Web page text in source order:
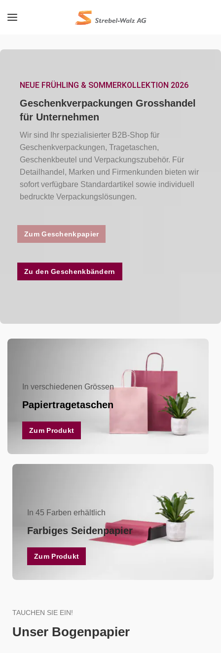
NEUE FRÜHLING & SOMMERKOLLEKTION 2026
Geschenkverpackungen Grosshandel
für Unternehmen
Wir sind Ihr spezialisierter B2B-Shop für
Geschenkverpackungen, Tragetaschen,
Geschenkbeutel und Verpackungszubehör. Für
Detailhandel, Marken und Firmenkunden bieten wir
sofort verfügbare Standardartikel sowie individuell
bedruckte Verpackungslösungen.
Zum Geschenkpapier
Zu den Geschenkbändern
In verschiedenen Grössen
Papiertragetaschen
Zum Produkt
In 45 Farben erhältlich
Farbiges Seidenpapier
Zum Produkt
TAUCHEN SIE EIN!
Unser Bogenpapier